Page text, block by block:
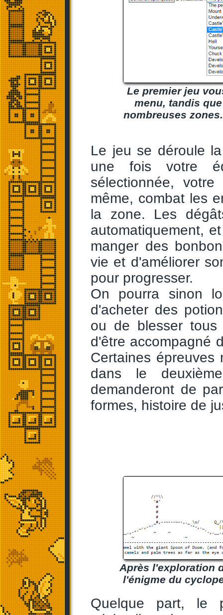
Le premier jeu
menu, tandis
nombreuses
Le jeu se déroule
une fois votre
sélectionnée,
même, combat les
la zone. Les
automatiquement,
manger des
vie et d'améliorer
pour progresser.
On pourra sinon
d'acheter des
ou de blesser
d'être accompagné
Certaines
dans le
demanderont de
formes, histoire de
Après l'exploration
l'énigme du
Quelque part, le